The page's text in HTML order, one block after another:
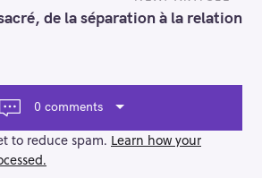
de la séparation à la relation
0 comments
to reduce spam. Learn how your